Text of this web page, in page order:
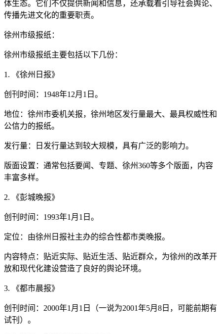
体生态。它们不仅提供新闻和信息，还承载着引导社会舆论、
传播先进文化的重要职责。
徐州市级报纸：
徐州市级报纸主要包括以下几份：
1. 《徐州日报》
创刊时间：1948年12月1日。
地位：徐州市委机关报，徐州地区发行量最大、最具权威性和
公信力的报纸。
发行量：日发行量达到较大规模，具有广泛的影响力。
版面设置：通常包括要闻、专题、徐州360等多个版面，内容
丰富多样。
2. 《彭城晚报》
创刊时间：1993年1月1日。
定位：由徐州日报社主办的综合性都市类晚报。
内容特点：贴近实际、贴近生活、贴近群众，为徐州的改革开
放和现代化建设营造了良好的舆论环境。
3. 《都市晨报》
创刊时间：2000年1月1日（一说为2001年5月8日，可能前期有
试刊）。